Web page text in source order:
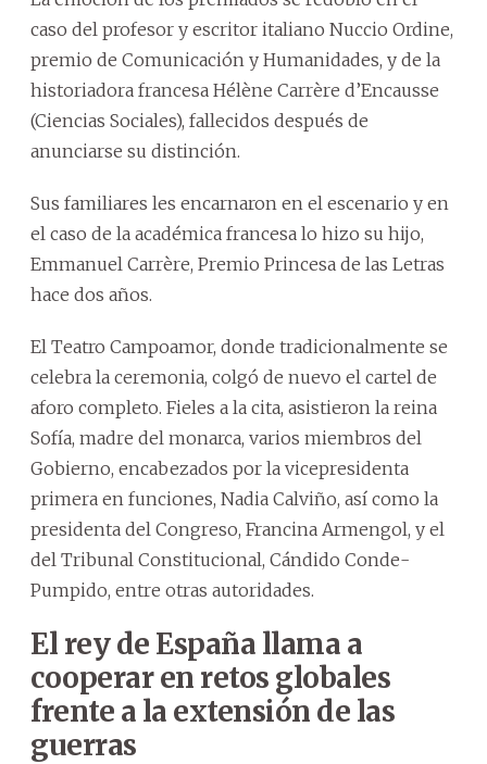
caso del profesor y escritor italiano Nuccio Ordine,
premio de Comunicación y Humanidades, y de la
historiadora francesa Hélène Carrère d’Encausse
(Ciencias Sociales), fallecidos después de
anunciarse su distinción.
Sus familiares les encarnaron en el escenario y en
el caso de la académica francesa lo hizo su hijo,
Emmanuel Carrère, Premio Princesa de las Letras
hace dos años.
El Teatro Campoamor, donde tradicionalmente se
celebra la ceremonia, colgó de nuevo el cartel de
aforo completo. Fieles a la cita, asistieron la reina
Sofía, madre del monarca, varios miembros del
Gobierno, encabezados por la vicepresidenta
primera en funciones, Nadia Calviño, así como la
presidenta del Congreso, Francina Armengol, y el
del Tribunal Constitucional, Cándido Conde-
Pumpido, entre otras autoridades.
El rey de España llama a
cooperar en retos globales
frente a la extensión de las
guerras